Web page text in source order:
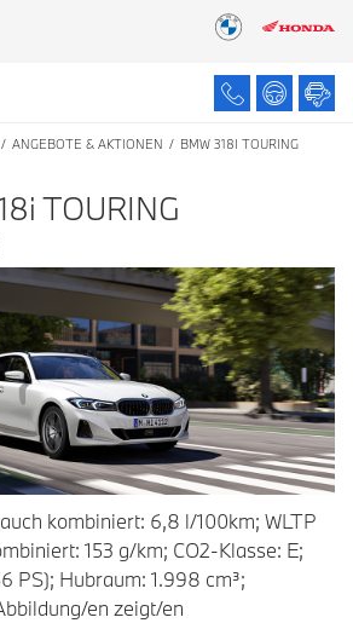
ANGEBOTE & AKTIONEN BMW 318I TOURING
i TOURING
kombiniert: 6,8 l/100km; WLTP
153 g/km; CO2-Klasse: E;
PS); Hubraum: 1.998 cm³;
en zeigt/en